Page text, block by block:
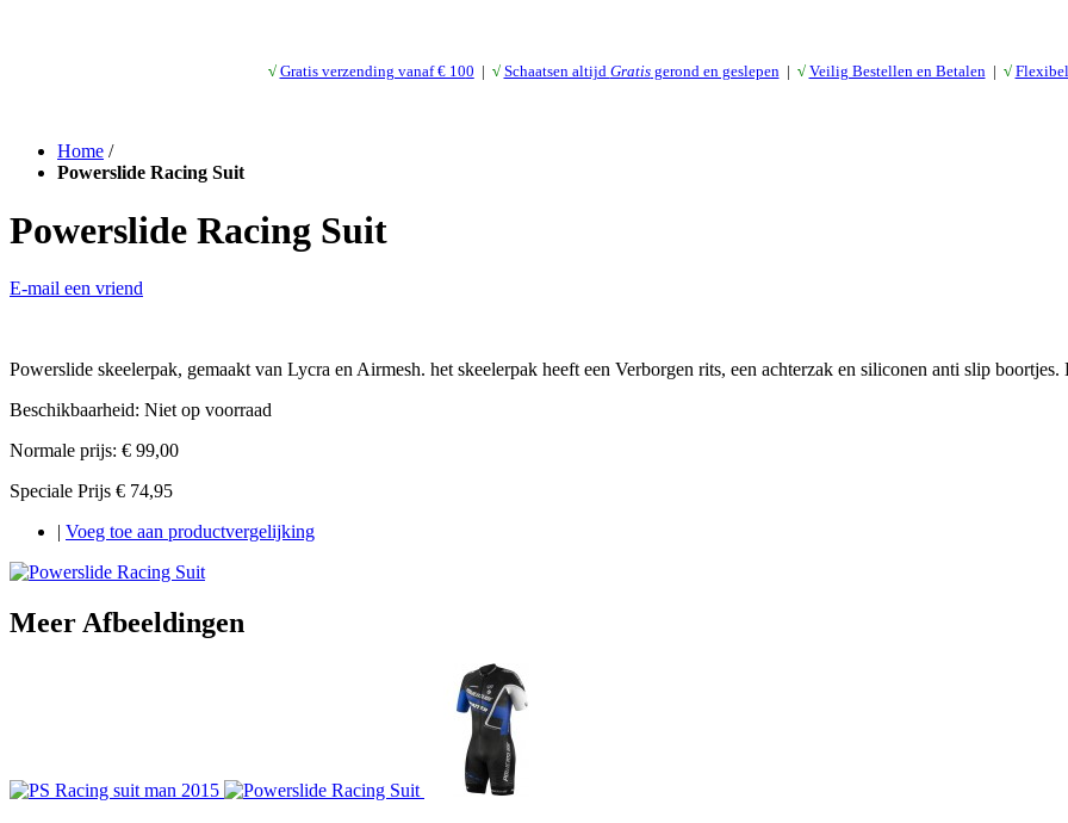
√ Gratis verzending vanaf € 100 | √ Schaatsen altijd Gratisgerond en geslepen | √ Veilig Bestellen en Betalen | √
Home /
Powerslide Racing Suit
Powerslide Racing Suit
E-mail een vriend
Powerslide skeelerpak, gemaakt van Lycra en Airmesh. het skeelerpak heeft een Verborgen rits, een achterzak en siliconen anti slip
Beschikbaarheid: Niet op voorraad
Normale prijs: € 99,00
Speciale Prijs € 74,95
Voeg toe aan productvergelijking
Meer Afbeeldingen